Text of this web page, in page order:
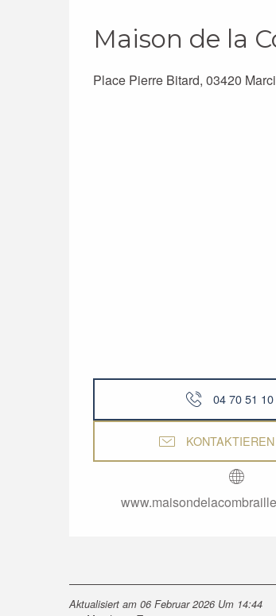
Maison de la
Place Pierre Bitard, 03420
04 70 51 10
Aktualisiert am 06 Februar 2026 Um 14:44